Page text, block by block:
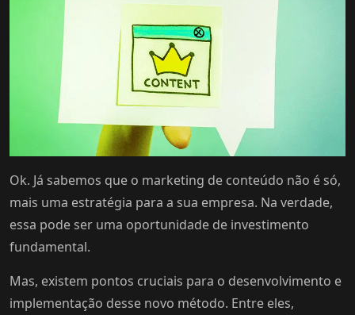
Ok. Já sabemos que o marketing de conteúdo não é só,
mais uma estratégia para a sua empresa. Na verdade,
essa pode ser uma oportunidade de investimento
fundamental.
Mas, existem pontos cruciais para o desenvolvimento e
implementação desse novo método. Entre eles,